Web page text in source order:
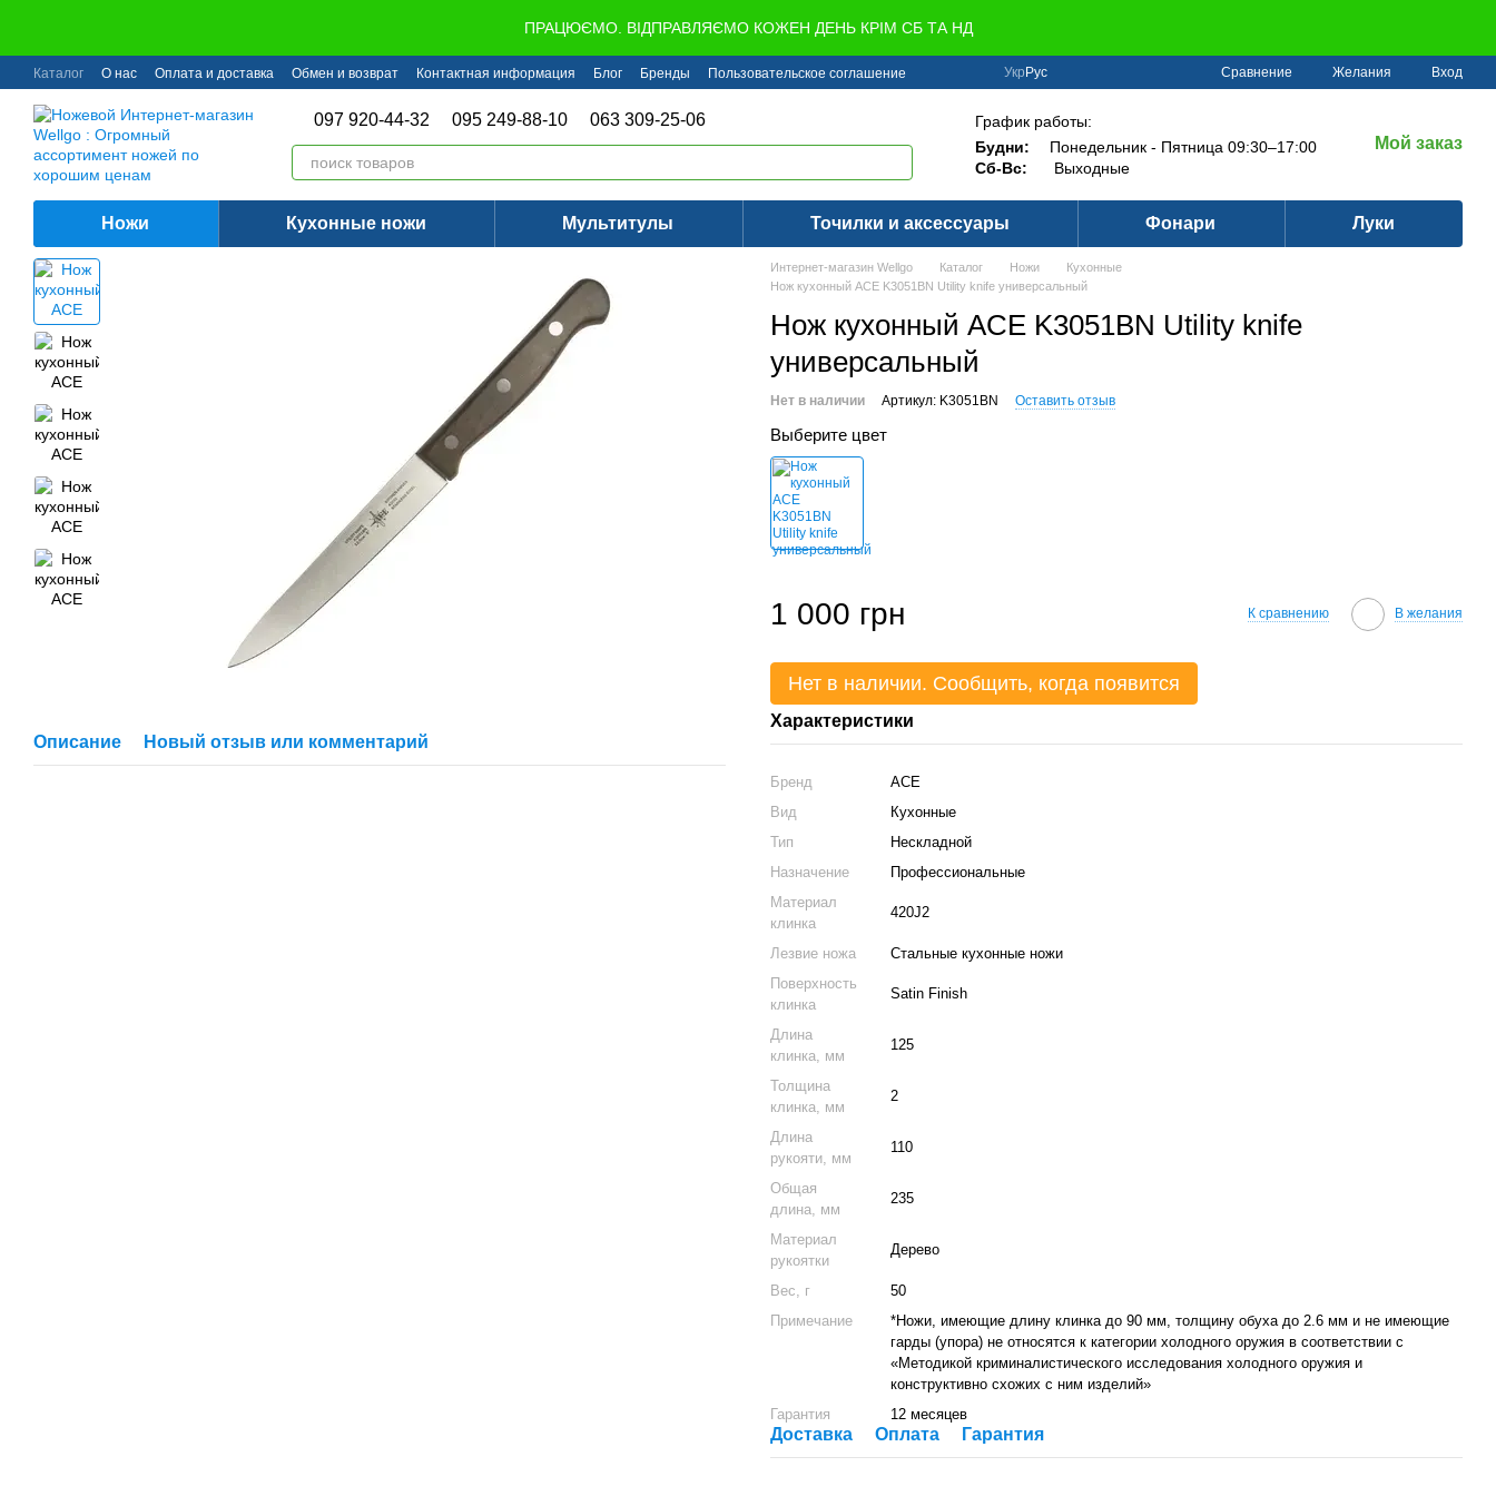
ПРАЦЮЄМО. ВІДПРАВЛЯЄМО КОЖЕН ДЕНЬ КРІМ СБ ТА НД
Каталог О нас Оплата и доставка Обмен и возврат Контактная информация Блог Бренды Пользовательское соглашение Укр Рус Сравнение Желания Вход
097 920-44-32 095 249-88-10 063 309-25-06
График работы:
Будни:
Понедельник - Пятница 09:30–17:00
Сб-Вс:
Выходные
Мой заказ
Ножи Кухонные ножи Мультитулы Точилки и аксессуары Фонари Луки
Описание Новый отзыв или комментарий
Интернет-магазин Wellgo Каталог Ножи
Кухонные
Нож кухонный ACE K3051BN Utility knife универсальный
Нож кухонный ACE K3051BN Utility knife
универсальный
Нет в наличии Артикул: K3051BN Оставить отзыв
Выберите цвет
1 000 грн К сравнению В желания
Нет в наличии. Сообщить, когда появится
Характеристики
Бренд
ACE
Вид
Кухонные
Тип
Нескладной
Назначение
Профессиональные
Материал
клинка
420J2
Лезвие ножа
Стальные кухонные ножи
Поверхность
клинка
Satin Finish
Длина
клинка, мм
125
Толщина
клинка, мм
2
Длина
рукояти, мм
110
Общая
длина, мм
235
Материал
рукоятки
Дерево
Вес, г
50
Примечание
*Ножи, имеющие длину клинка до 90 мм, толщину обуха до 2.6 мм и не имеющие
гарды (упора) не относятся к категории холодного оружия в соответствии с
«Методикой криминалистического исследования холодного оружия и
конструктивно схожих с ним изделий»
Гарантия
12 месяцев
Доставка Оплата Гарантия